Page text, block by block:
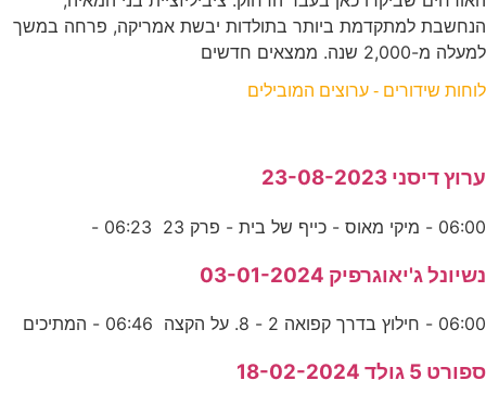
הנחשבת למתקדמת ביותר בתולדות יבשת אמריקה, פרחה במשך
למעלה מ-2,000 שנה. ממצאים חדשים
לוחות שידורים - ערוצים המובילים
ערוץ דיסני 23-08-2023
06:00 - מיקי מאוס - כייף של בית - פרק 23 06:23 -
נשיונל ג'יאוגרפיק 03-01-2024
06:00 - חילוץ בדרך קפואה 2 - 8. על הקצה 06:46 - המתיכים
ספורט 5 גולד 18-02-2024